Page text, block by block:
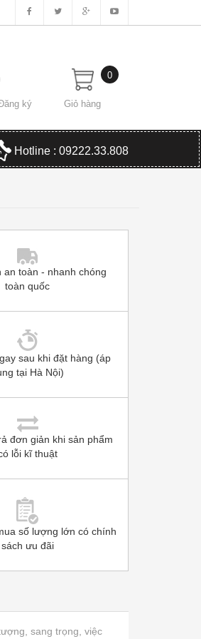
ký Giỏ hàng
0
Hotline : 09222.33.808
an toàn - nhanh chóng
toàn quốc
sau khi đặt hàng (áp
tại Hà Nội)
đơn giản khi sản phẩm
lỗi kĩ thuật
số lượng lớn có chính
sách ưu đãi
sang trọng, việc